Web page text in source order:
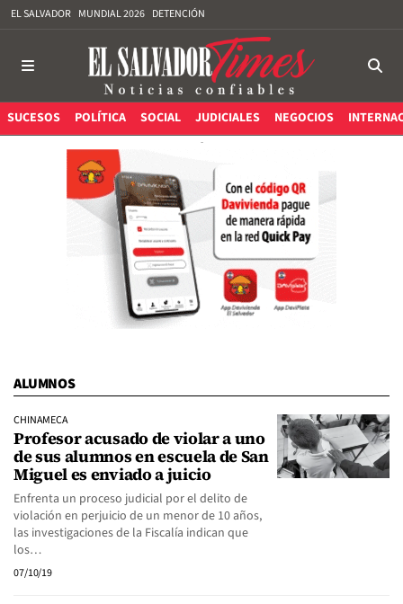
EL SALVADOR MUNDIAL 2026 DETENCIÓN
SUCESOS POLÍTICA SOCIAL JUDICIALES NEGOCIOS
ALUMNOS
CHINAMECA
Profesor acusado de violar a uno
de sus alumnos en escuela de San
Miguel es enviado a juicio
Enfrenta un proceso judicial por el delito de
violación en perjuicio de un menor de 10 años,
las investigaciones de la Fiscalía indican que
los…
07/10/19